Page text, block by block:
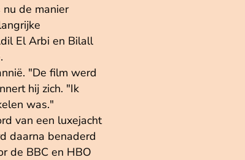
de manier
El Arbi en Bilall
"De film werd
hij zich. "Ik
was."
van een luxejacht
daarna benaderd
de BBC en HBO